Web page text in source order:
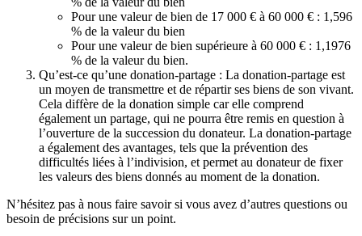
Pour une valeur de bien de 17 000 € à 60 000 € : 1,596
% de la valeur du bien
Pour une valeur de bien supérieure à 60 000 € : 1,1976
% de la valeur du bien.
Qu’est-ce qu’une donation-partage : La donation-partage est
un moyen de transmettre et de répartir ses biens de son vivant.
Cela diffère de la donation simple car elle comprend
également un partage, qui ne pourra être remis en question à
l’ouverture de la succession du donateur. La donation-partage
a également des avantages, tels que la prévention des
difficultés liées à l’indivision, et permet au donateur de fixer
les valeurs des biens donnés au moment de la donation.
N’hésitez pas à nous faire savoir si vous avez d’autres questions ou
besoin de précisions sur un point.